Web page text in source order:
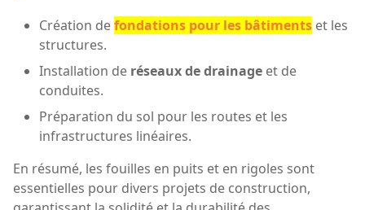
Création defondations pour les bâtiments et les
structures.
Installation de réseaux de drainage et de
conduites.
Préparation du sol pour les routes et les
infrastructures linéaires.
En résumé, les fouilles en puits et en rigoles sont
essentielles pour divers projets de construction,